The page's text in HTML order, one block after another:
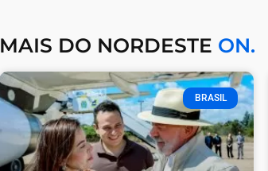
MAIS DO NORDESTE ON.
BRASIL